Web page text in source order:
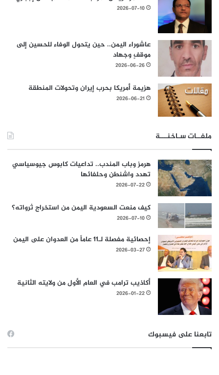
2026-07-10
عاشوراء اليمن.. حين يتحول الوفاء للحسين إلى
موقفٍ وجهاد
2026-06-26
هزيمة أمريكا بحرب إيران وتحولات المنطقة
2026-06-21
ملفــات سـاخنـــة
هرمز وباب المندب.. تداعيات كابوس جيوسياسي
تهدد واشنطن وحلفائها
2026-07-22
كيف منعت السعودية اليمن من استخراج ثرواته؟
2026-07-10
إحصائية مفصلة لـ11 عاماً من العدوان على اليمن
2026-03-27
أكاذيب ترامب في العام الأول من ولايته الثانية
2026-01-22
تابعنا على فيسبوك